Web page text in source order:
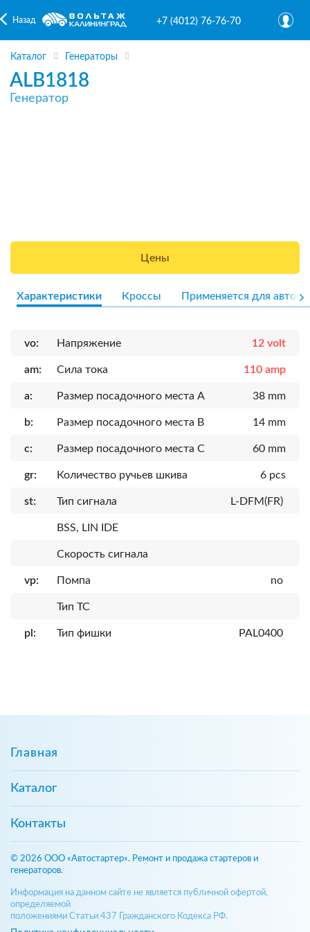
Назад +7 (4012) 76-76-70
Каталог Генераторы
ALB1818
Генератор
Цены
Характеристики Кроссы Применяется для авто
vo: Напряжение 12 volt
am: Сила тока 110 amp
a: Размер посадочного места A 38 mm
b: Размер посадочного места B 14 mm
c: Размер посадочного места C 60 mm
gr: Количество ручьев шкива 6 pcs
st: Тип сигнала L-DFM(FR)
BSS, LIN IDE
Скорость сигнала
vp: Помпа no
Тип ТС
pl: Тип фишки PAL0400
Главная
Каталог
Контакты
© 2026 ООО «Автостартер». Ремонт и продажа стартеров и
генераторов.
Информация на данном сайте не является публичной офертой,
определяемой
положениями Статьи 437 Гражданского Кодекса РФ.